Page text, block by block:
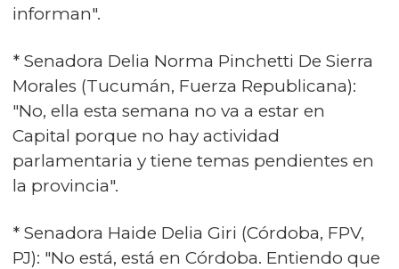
informan".
* Senadora Delia Norma Pinchetti De Sierra
Morales (Tucumán, Fuerza Republicana):
"No, ella esta semana no va a estar en
Capital porque no hay actividad
parlamentaria y tiene temas pendientes en
la provincia".
* Senadora Haide Delia Giri (Córdoba, FPV,
PJ): "No está, está en Córdoba. Entiendo que